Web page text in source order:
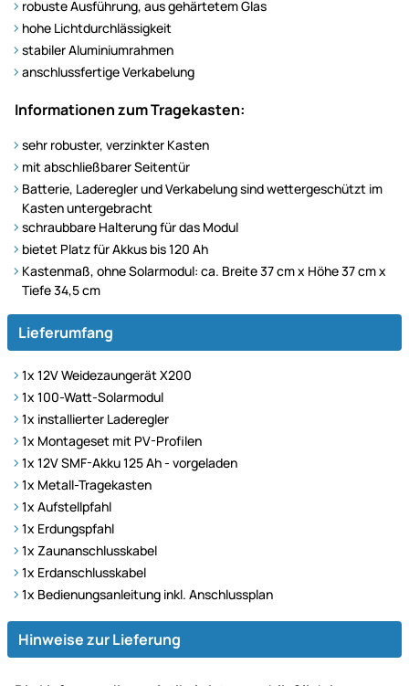
robuste Ausführung, aus gehärtetem Glas
hohe Lichtdurchlässigkeit
stabiler Aluminiumrahmen
anschlussfertige Verkabelung
Informationen zum Tragekasten:
sehr robuster, verzinkter Kasten
mit abschließbarer Seitentür
Batterie, Laderegler und Verkabelung sind wettergeschützt im
Kasten untergebracht
schraubbare Halterung für das Modul
bietet Platz für Akkus bis 120 Ah
Kastenmaß, ohne Solarmodul: ca. Breite 37 cm x Höhe 37 cm x
Tiefe 34,5 cm
Lieferumfang
1x 12V Weidezaungerät X200
1x 100-Watt-Solarmodul
1x installierter Laderegler
1x Montageset mit PV-Profilen
1x 12V SMF-Akku 125 Ah - vorgeladen
1x Metall-Tragekasten
1x Aufstellpfahl
1x Erdungspfahl
1x Zaunanschlusskabel
1x Erdanschlusskabel
1x Bedienungsanleitung inkl. Anschlussplan
Hinweise zur Lieferung